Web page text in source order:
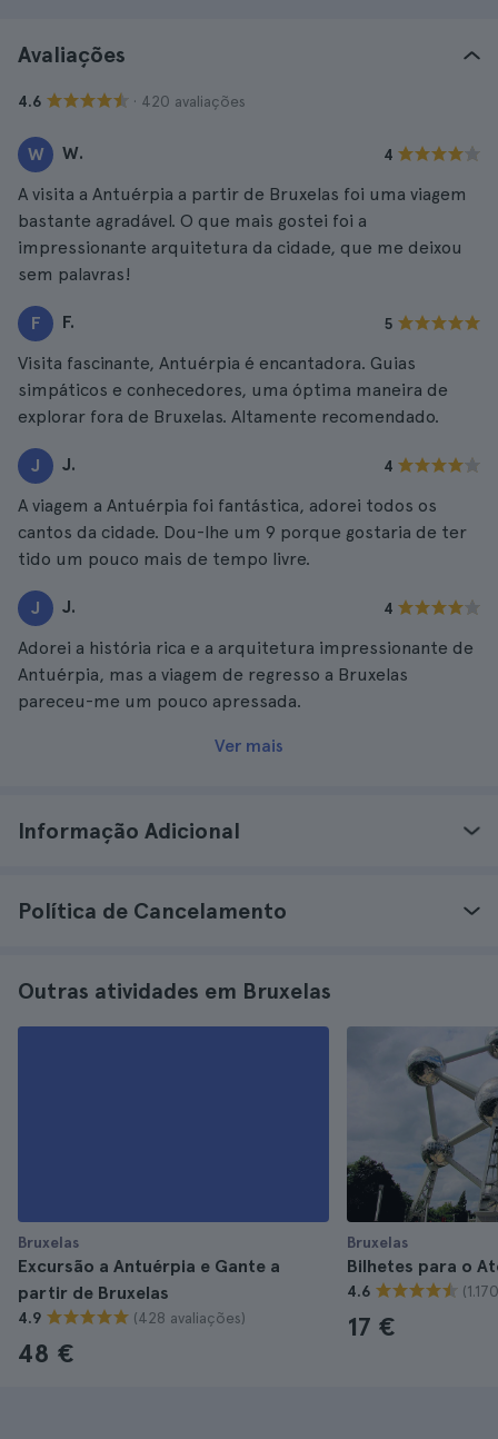
Avaliações
4.6 · 420 avaliações
W W. 4
A visita a Antuérpia a partir de Bruxelas foi uma viagem
bastante agradável. O que mais gostei foi a
impressionante arquitetura da cidade, que me deixou
sem palavras!
F F. 5
Visita fascinante, Antuérpia é encantadora. Guias
simpáticos e conhecedores, uma óptima maneira de
explorar fora de Bruxelas. Altamente recomendado.
J J. 4
A viagem a Antuérpia foi fantástica, adorei todos os
cantos da cidade. Dou-lhe um 9 porque gostaria de ter
tido um pouco mais de tempo livre.
J J. 4
Adorei a história rica e a arquitetura impressionante de
Antuérpia, mas a viagem de regresso a Bruxelas
pareceu-me um pouco apressada.
Ver mais
Informação Adicional
Política de Cancelamento
Outras atividades em Bruxelas
Bruxelas
Excursão a Antuérpia e Gante a
partir de Bruxelas
4.9 (428 avaliações)
48 €
Bruxelas
Bilhetes para o
4.6
17 €